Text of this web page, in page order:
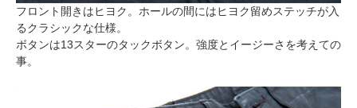
フロント開きはヒヨク。ホールの間にはヒヨク留めステッチが入
るクラシックな仕様。
ボタンは13スターのタックボタン。強度とイージーさを考えての
事。